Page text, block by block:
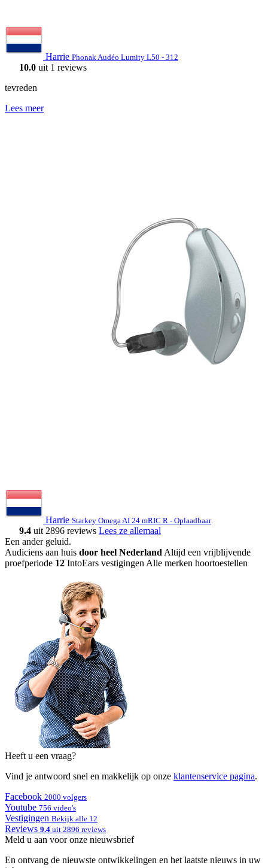
Harrie Phonak Audéo Lumity L50 - 312
10.0 uit 1 reviews
tevreden
Lees meer
Harrie Starkey Omega AI 24 mRIC R - Oplaadbaar
9.4 uit 2896 reviews Lees ze allemaal
Een ander geluid.
Audiciens aan huis door heel Nederland Altijd een vrijblijvende
proefperiode 12 IntoEars vestigingen Alle merken hoortoestellen
Heeft u een vraag?
Vind je antwoord snel en makkelijk op onze klantenservice pagina.
Facebook 2000 volgers
Youtube 756 video's
Vestigingen Bekijk alle 12
Reviews 9.4 uit 2896 reviews
Meld u aan voor onze nieuwsbrief
En ontvang de nieuwste ontwikkelingen en het laatste nieuws in uw